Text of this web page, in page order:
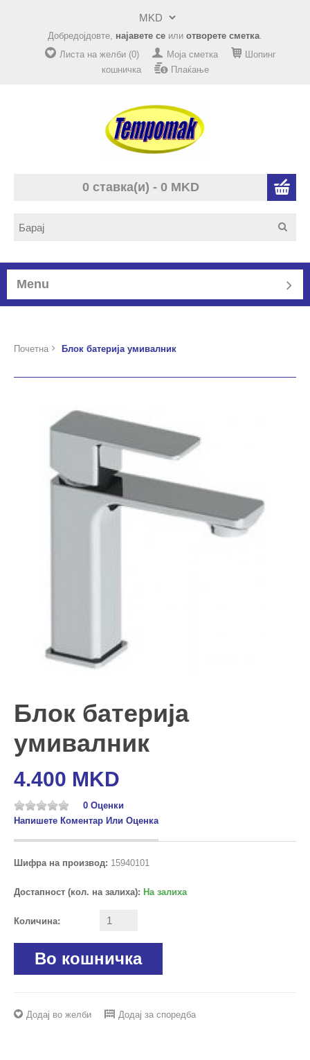
Добредојдовте, најавете се или отворете сметка.
Листа на желби (0)
Моја сметка
Шопинг
кошничка
Плаќање
0 ставка(и) - 0 MKD
Menu
Почетна Блок батерија умивалник
Блок батерија
умивалник
4.400 MKD
0 Оценки
Напишете Коментар Или Оценка
Шифра на производ: 15940101
Достапност (кол. на залиха): На залиха
Количина:
Во кошничка
Додај во желби Додај за споредба